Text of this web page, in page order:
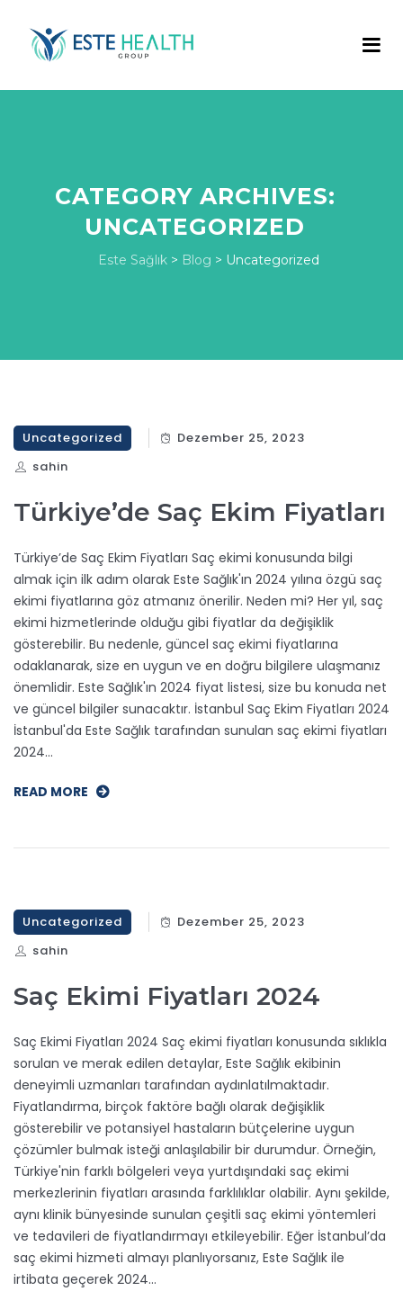
CATEGORY ARCHIVES:
UNCATEGORIZED
Este Sağlık> Blog > Uncategorized
Uncategorized
Dezember 25, 2023
sahin
Türkiye’de Saç Ekim Fiyatları
Türkiye’de Saç Ekim Fiyatları Saç ekimi konusunda bilgi
almak için ilk adım olarak Este Sağlık'ın 2024 yılına özgü saç
ekimi fiyatlarına göz atmanız önerilir. Neden mi? Her yıl, saç
ekimi hizmetlerinde olduğu gibi fiyatlar da değişiklik
gösterebilir. Bu nedenle, güncel saç ekimi fiyatlarına
odaklanarak, size en uygun ve en doğru bilgilere ulaşmanız
önemlidir. Este Sağlık'ın 2024 fiyat listesi, size bu konuda net
ve güncel bilgiler sunacaktır. İstanbul Saç Ekim Fiyatları 2024
İstanbul'da Este Sağlık tarafından sunulan saç ekimi fiyatları
2024…
READ MORE
Uncategorized
Dezember 25, 2023
sahin
Saç Ekimi Fiyatları 2024
Saç Ekimi Fiyatları 2024 Saç ekimi fiyatları konusunda sıklıkla
sorulan ve merak edilen detaylar, Este Sağlık ekibinin
deneyimli uzmanları tarafından aydınlatılmaktadır.
Fiyatlandırma, birçok faktöre bağlı olarak değişiklik
gösterebilir ve potansiyel hastaların bütçelerine uygun
çözümler bulmak isteği anlaşılabilir bir durumdur. Örneğin,
Türkiye'nin farklı bölgeleri veya yurtdışındaki saç ekimi
merkezlerinin fiyatları arasında farklılıklar olabilir. Aynı şekilde,
aynı klinik bünyesinde sunulan çeşitli saç ekimi yöntemleri
ve tedavileri de fiyatlandırmayı etkileyebilir. Eğer İstanbul’da
saç ekimi hizmeti almayı planlıyorsanız, Este Sağlık ile
irtibata geçerek 2024…